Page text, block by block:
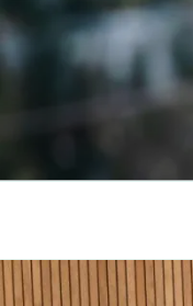
Zum
Inhalt
springen